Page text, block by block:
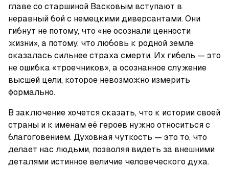
главе со старшиной Васковым вступают в
неравный бой с немецкими диверсантами. Они
гибнут не потому, что «не осознали ценности
жизни», а потому, что любовь к родной земле
оказалась сильнее страха смерти. Их гибель — это
не ошибка «троечников», а осознанное служение
высшей цели, которое невозможно измерить
формально.
В заключение хочется сказать, что к истории своей
страны и к именам её героев нужно относиться с
благоговением. Духовная чуткость — это то, что
делает нас людьми, позволяя видеть за внешними
деталями истинное величие человеческого духа.